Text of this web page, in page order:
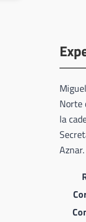
Norte
la
Aznar.